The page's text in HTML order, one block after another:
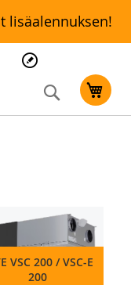
lisäalennuksen!
Search
VSC 200 / VSC-E
200